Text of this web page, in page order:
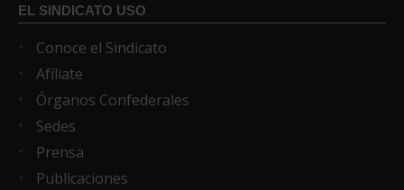
EL SINDICATO USO
Conoce el Sindicato
Afíliate
Órganos Confederales
Sedes
Prensa
Publicaciones